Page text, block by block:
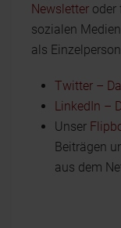
Newsletter oder
sozialen
als
Twitter –
LinkedIn –
Unser
Beiträgen
aus dem